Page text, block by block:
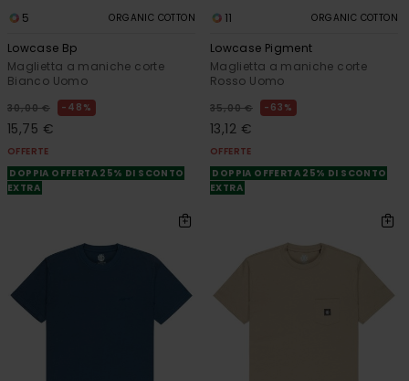
5 ORGANIC COTTON
Lowcase Bp
Maglietta a maniche corte
Bianco Uomo
30,00 € 48%
15,75 €
OFFERTE
DOPPIA OFFERTA 25% DI SCONTO
EXTRA
11 ORGANIC COTTON
Lowcase Pigment
Maglietta a maniche corte
Rosso Uomo
35,00 € 63%
13,12 €
OFFERTE
DOPPIA OFFERTA 25% DI SCONTO
EXTRA